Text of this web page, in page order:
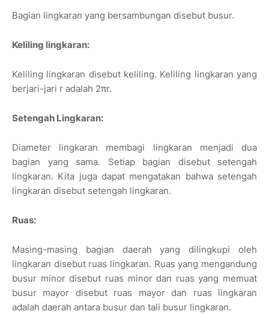
Bagian lingkaran yang bersambungan disebut busur.
Keliling lingkaran:
Keliling lingkaran disebut keliling. Keliling lingkaran yang
berjari-jari r adalah 2πr.
Setengah Lingkaran:
Diameter lingkaran membagi lingkaran menjadi dua
bagian yang sama. Setiap bagian disebut setengah
lingkaran. Kita juga dapat mengatakan bahwa setengah
lingkaran disebut setengah lingkaran.
Ruas:
Masing-masing bagian daerah yang dilingkupi oleh
lingkaran disebut ruas lingkaran. Ruas yang mengandung
busur minor disebut ruas minor dan ruas yang memuat
busur mayor disebut ruas mayor dan ruas lingkaran
adalah daerah antara busur dan tali busur lingkaran.